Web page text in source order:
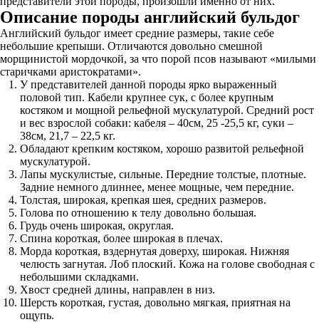
Описание породы английский бульдог
Английский бульдог имеет средние размеры, такие себе
небольшие крепыши. Отличаются довольно смешной
морщинистой мордочкой, за что порой псов называют «милыми
старичками аристократами».
У представителей данной породы ярко выраженный
половой тип. Кабели крупнее сук, с более крупным
костяком и мощной рельефной мускулатурой. Средний рост
и вес взрослой собаки: кабеля – 40см, 25 -25,5 кг, суки –
38см, 21,7 – 22,5 кг.
Обладают крепким костяком, хорошо развитой рельефной
мускулатурой.
Лапы мускулистые, сильные. Передние толстые, плотные.
Задние немного длиннее, менее мощные, чем передние.
Толстая, широкая, крепкая шея, средних размеров.
Голова по отношению к телу довольно большая.
Грудь очень широкая, округлая.
Спина короткая, более широкая в плечах.
Морда короткая, вздернутая доверху, широкая. Нижняя
челюсть загнутая. Лоб плоский. Кожа на голове свободная с
небольшими складками.
Хвост средней длины, направлен в низ.
Шерсть короткая, густая, довольно мягкая, приятная на
ощупь.